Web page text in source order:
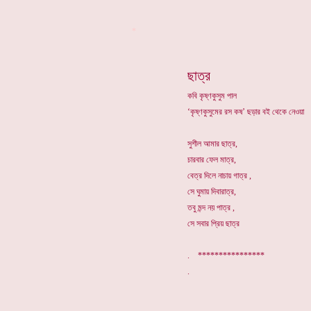
ছাত্র
কবি কৃষ্ণকুসুম পাল
‘কৃষ্ণকুসুমের রস কষ’ ছড়ার বই থেকে নেওয়া
সুশীল আমার ছাত্র,
চারবার ফেল মাত্র,
বেত্র দিলে নাচায় গাত্র ,
সে ঘুমায় দিবারাত্র,
তবু মন্দ নয় পাত্র ,
সে সবার প্রিয় ছাত্র
. ****************